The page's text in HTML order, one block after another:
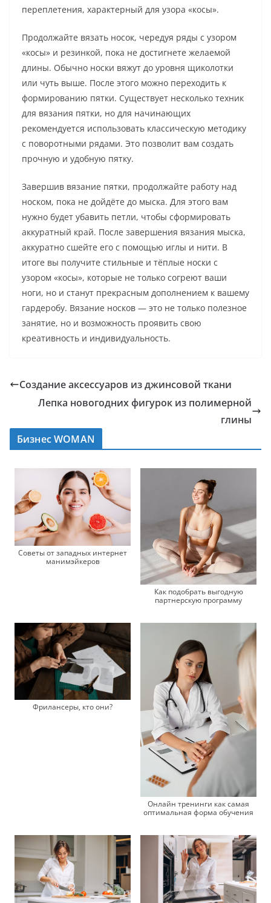
переплетения, характерный для узора «косы».
Продолжайте вязать носок, чередуя ряды с узором
«косы» и резинкой, пока не достигнете желаемой
длины. Обычно носки вяжут до уровня щиколотки
или чуть выше. После этого можно переходить к
формированию пятки. Существует несколько техник
для вязания пятки, но для начинающих
рекомендуется использовать классическую методику
с поворотными рядами. Это позволит вам создать
прочную и удобную пятку.
Завершив вязание пятки, продолжайте работу над
носком, пока не дойдёте до мыска. Для этого вам
нужно будет убавить петли, чтобы сформировать
аккуратный край. После завершения вязания мыска,
аккуратно сшейте его с помощью иглы и нити. В
итоге вы получите стильные и тёплые носки с
узором «косы», которые не только согреют ваши
ноги, но и станут прекрасным дополнением к вашему
гардеробу. Вязание носков — это не только полезное
занятие, но и возможность проявить свою
креативность и индивидуальность.
Создание аксессуаров из джинсовой ткани
Лепка новогодних фигурок из полимерной
глины
Бизнес WOMAN
Советы от западных интернет
манимэйкеров
Как подобрать выгодную
партнерскую программу
Фрилансеры, кто они?
Онлайн тренинги как самая
оптимальная форма обучения